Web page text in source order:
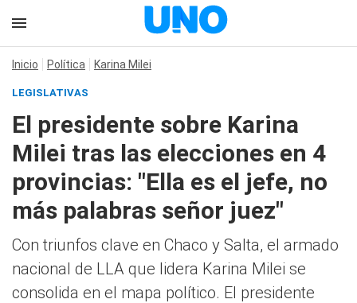
Inicio Política Karina Milei
LEGISLATIVAS
El presidente sobre Karina
Milei tras las elecciones en 4
provincias: "Ella es el jefe, no
más palabras señor juez"
Con triunfos clave en Chaco y Salta, el armado
nacional de LLA que lidera Karina Milei se
consolida en el mapa político. El presidente